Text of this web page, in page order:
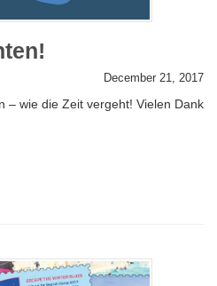
December 21, 2017
– wie die Zeit vergeht! Vielen Dank